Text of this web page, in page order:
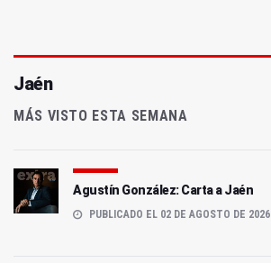
Jaén
MÁS VISTO ESTA SEMANA
Agustín González: Carta a Jaén
PUBLICADO EL 02 DE AGOSTO DE 2026